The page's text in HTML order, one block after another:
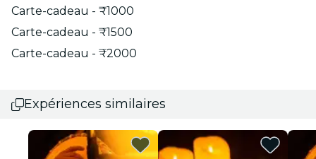
Carte-cadeau - ₹1000
Carte-cadeau - ₹1500
Carte-cadeau - ₹2000
Expériences similaires